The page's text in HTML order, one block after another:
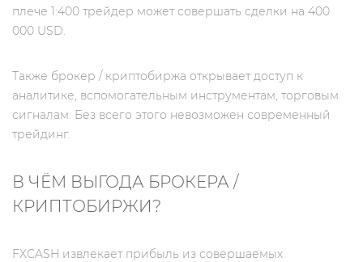
плече 1:400 трейдер может совершать сделки на 400
000 USD.
Также брокер / криптобиржа открывает доступ к
аналитике, вспомогательным инструментам, торговым
сигналам. Без всего этого невозможен современный
трейдинг.
В ЧЁМ ВЫГОДА БРОКЕРА /
КРИПТОБИРЖИ?
FXCASH извлекает прибыль из совершаемых